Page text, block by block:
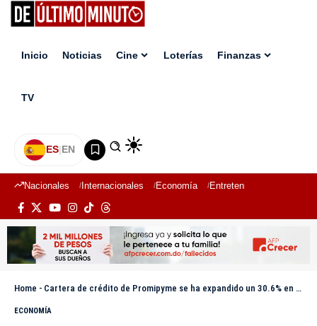
Inicio Noticias Cine Loterías Finanzas
TV
ES|EN
Nacionales Internacionales Economía Entretenimiento
Home - Cartera de crédito de Promipyme se ha expandido un 30.6% en últimos dos años
ECONOMÍA